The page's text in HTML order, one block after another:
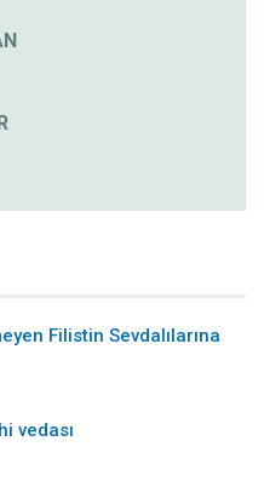
Filistin Sevdalılarına
vedası